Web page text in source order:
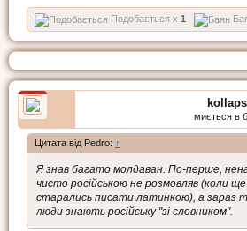
Подобається x 1
kollaps
миється в
Цитата від Pedro: ↑
Я знав багато молдаван. По-перше,
чисто російською не розмовляв (коли
старались писати латинкою), а зараз
люди знають російську "зі словником".